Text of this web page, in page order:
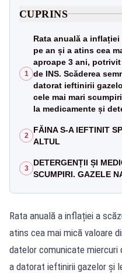
CUPRINS
1
Rata anuală a
pe an și a atins cea
aproape 3 ani,
de INS. Scăderea
datorat ieftinirii
cele mai mari
la medicamente și
2
FĂINA S-A IEFTINIT
ALTUL
3
DETERGENȚII ȘI
SCUMPIRI. GAZELE
Rata anuală a inflației a
atins cea mai mică valoare
datelor comunicate miercuri
a datorat ieftinirii gazelor și